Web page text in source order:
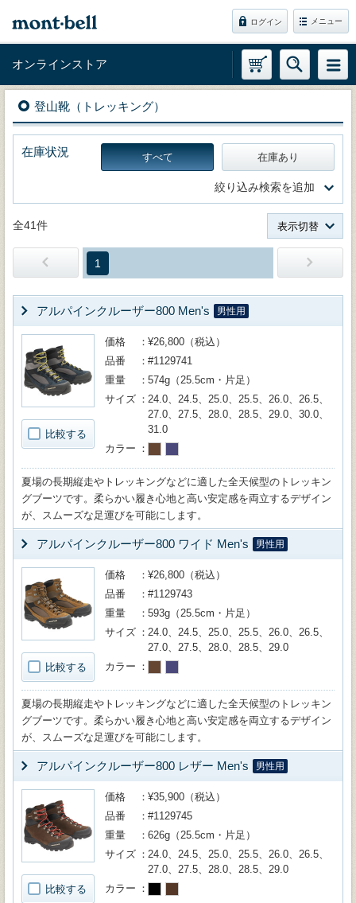
ログイン メニュー
オンラインストア
登山靴（トレッキング）
在庫状況 すべて 在庫あり
絞り込み検索を追加
全41件 表示切替
1
アルパインクルーザー800 Men's 男性用
比較する
価格
¥26,800（税込）
品番
#1129741
重量
574g（25.5cm・片足）
サイズ
24.0、24.5、25.0、25.5、26.0、26.5、
27.0、27.5、28.0、28.5、29.0、30.0、
31.0
カラー
夏場の長期縦走やトレッキングなどに適した全天候型のトレッキン
グブーツです。柔らかい履き心地と高い安定感を両立するデザイン
が、スムーズな足運びを可能にします。
アルパインクルーザー800 ワイド Men's 男性用
比較する
価格
¥26,800（税込）
品番
#1129743
重量
593g（25.5cm・片足）
サイズ
24.0、24.5、25.0、25.5、26.0、26.5、
27.0、27.5、28.0、28.5、29.0
カラー
夏場の長期縦走やトレッキングなどに適した全天候型のトレッキン
グブーツです。柔らかい履き心地と高い安定感を両立するデザイン
が、スムーズな足運びを可能にします。
アルパインクルーザー800 レザー Men's 男性用
比較する
価格
¥35,900（税込）
品番
#1129745
重量
626g（25.5cm・片足）
サイズ
24.0、24.5、25.0、25.5、26.0、26.5、
27.0、27.5、28.0、28.5、29.0
カラー